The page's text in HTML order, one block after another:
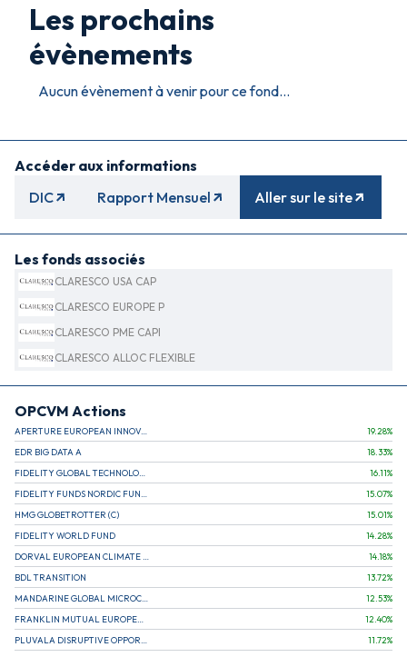
Les prochains
évènements
Aucun évènement à venir pour ce fond...
Accéder aux informations
DIC
Rapport Mensuel Aller sur le site
Les fonds associés
CLARESCO USA CAP
CLARESCO EUROPE P
CLARESCO PME CAPI
CLARESCO ALLOC FLEXIBLE
OPCVM Actions
APERTURE EUROPEAN INNOVATION 19.28%
EDR BIG DATA A
18.33%
16.11%
15.07%
HMG GLOBETROTTER (C)
15.01%
FIDELITY WORLD FUND
14.28%
14.18%
BDL TRANSITION
13.72%
12.53%
12.40%
11.72%